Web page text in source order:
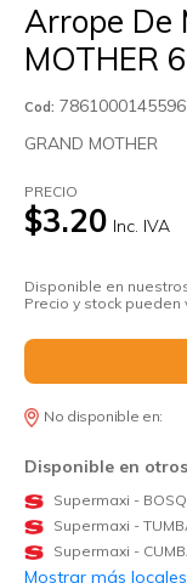
Arrope De
MOTHER
Cod: 7861000145596
GRAND MOTHER
PRECIO
$3.20 Inc. IVA
Disponible en
Precio y stock
No disponible en:
Disponible en
Supermaxi -
Supermaxi -
Supermaxi -
Mostrar más locales